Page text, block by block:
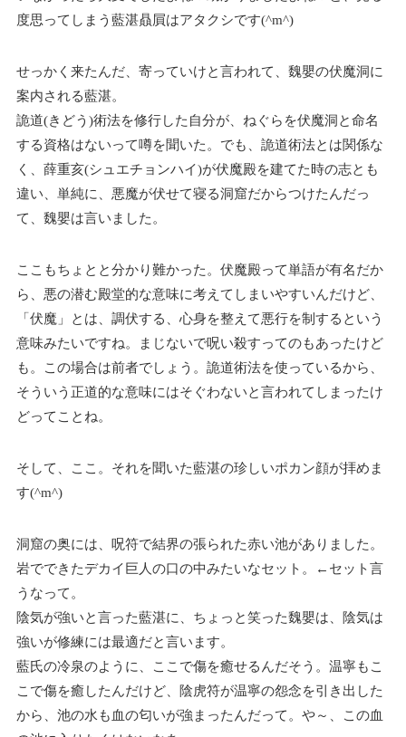
度思ってしまう藍湛贔屓はアタクシです(^m^)
せっかく来たんだ、寄っていけと言われて、魏嬰の伏魔洞に
案内される藍湛。
詭道(きどう)術法を修行した自分が、ねぐらを伏魔洞と命名
する資格はないって噂を聞いた。でも、詭道術法とは関係な
く、薛重亥(シュエチョンハイ)が伏魔殿を建てた時の志とも
違い、単純に、悪魔が伏せて寝る洞窟だからつけたんだっ
て、魏嬰は言いました。
ここもちょとと分かり難かった。伏魔殿って単語が有名だか
ら、悪の潜む殿堂的な意味に考えてしまいやすいんだけど、
「伏魔」とは、調伏する、心身を整えて悪行を制するという
意味みたいですね。まじないで呪い殺すってのもあったけど
も。この場合は前者でしょう。詭道術法を使っているから、
そういう正道的な意味にはそぐわないと言われてしまったけ
どってことね。
そして、ここ。それを聞いた藍湛の珍しいポカン顔が拝めま
す(^m^)
洞窟の奥には、呪符で結界の張られた赤い池がありました。
岩でできたデカイ巨人の口の中みたいなセット。←セット言
うなって。
陰気が強いと言った藍湛に、ちょっと笑った魏嬰は、陰気は
強いが修練には最適だと言います。
藍氏の冷泉のように、ここで傷を癒せるんだそう。温寧もこ
こで傷を癒したんだけど、陰虎符が温寧の怨念を引き出した
から、池の水も血の匂いが強まったんだって。や～、この血